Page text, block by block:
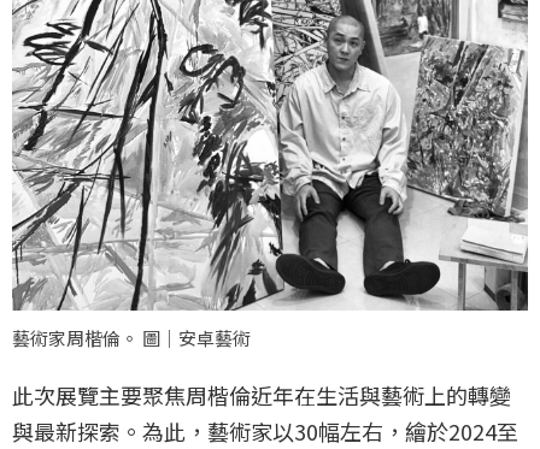
藝術家周楷倫。 圖｜安卓藝術
此次展覽主要聚焦周楷倫近年在生活與藝術上的轉變
與最新探索。為此，藝術家以30幅左右，繪於2024至